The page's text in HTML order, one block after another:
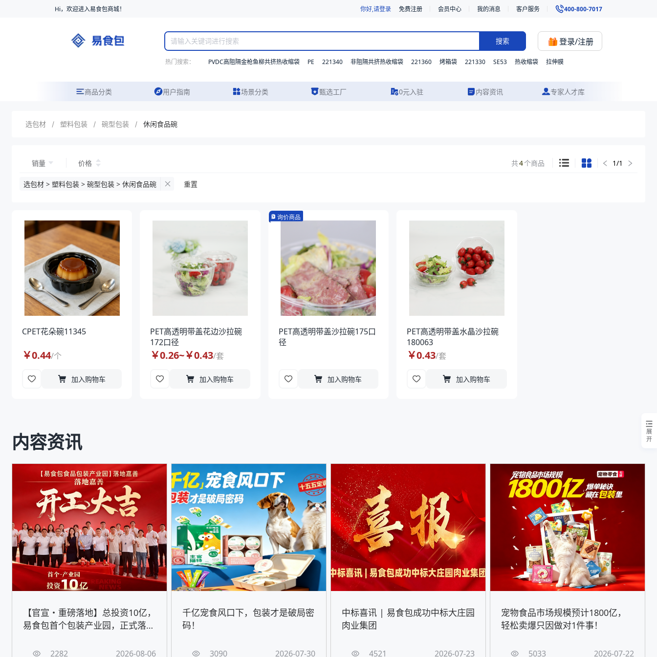
Hi，欢迎进入易食包商城！ 你好,请登录 免费注册 会员中心 我的消息 客户服务 400-800-7017
搜索 登录/注册
热门搜索： PVDC高阻隔金枪鱼柳共挤热收缩袋 PE 221340 非阻隔共挤热收缩袋 221360 烤箱袋 221330 SE53 热收缩袋 拉伸膜
商品分类 用户指南 场景分类 甄选工厂 0元入驻 内容资讯 专家人才库
选包材 / 塑料包装 / 碗型包装 / 休闲食品碗
销量 价格 共4个商品 1/1
选包材 > 塑料包装 > 碗型包装 > 休闲食品碗 重置
CPET花朵碗11345
￥0.44/个
加入购物车
PET高透明带盖花边沙拉碗
172口径
￥0.26~￥0.43/套
加入购物车
询价商品
PET高透明带盖沙拉碗175口
径
加入购物车
PET高透明带盖水晶沙拉碗
180063
￥0.43/套
加入购物车
内容资讯
【官宣・重磅落地】总投资10亿，
易食包首个包装产业园，正式落地
2282 2026-08-06
千亿宠食风口下，包装才是破局密
码！
3090 2026-07-30
中标喜讯 | 易食包成功中标大庄园
肉业集团
4521 2026-07-23
宠物食品市场规模预计1800亿，
轻松卖爆只因做对1件事！
5033 2026-07-22
展
开